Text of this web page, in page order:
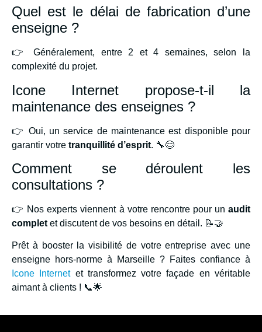
Quel est le délai de fabrication d’une
enseigne ?
👉 Généralement, entre 2 et 4 semaines, selon la
complexité du projet.
Icone Internet propose-t-il la
maintenance des enseignes ?
👉 Oui, un service de maintenance est disponible pour
garantir votre tranquillité d’esprit. 🔧😊
Comment se déroulent les
consultations ?
👉 Nos experts viennent à votre rencontre pour un audit
complet et discutent de vos besoins en détail. 📝🤝
Prêt à booster la visibilité de votre entreprise avec une
enseigne hors-norme à Marseille ? Faites confiance à
Icone Internetet transformez votre façade en véritable
aimant à clients ! 📞🌟